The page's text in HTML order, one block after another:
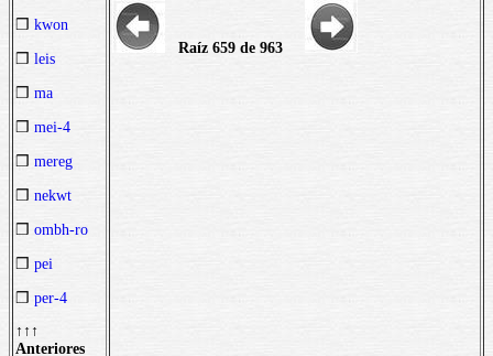
❒ kwon
❒ leis
❒ ma
❒ mei-4
❒ mereg
❒ nekwt
❒ ombh-ro
❒ pei
❒ per-4
↑↑↑
Anteriores
Raíz 659 de 963